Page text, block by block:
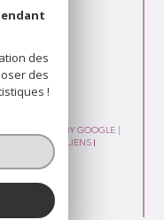
POWERED BY GOOGLE |
NOS LIENS
des
des
!